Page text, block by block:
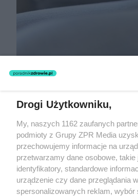
Refluks, migreny, a
Drogi Użytkowniku,
My, naszych 1162 zaufanych
podmioty z Grupy ZPR Media
przechowujemy informacje na
przetwarzamy dane osobowe, takie
identyfikatory, standardowe
urządzenie czy dane przeglądania
spersonalizowanych reklam, wybór